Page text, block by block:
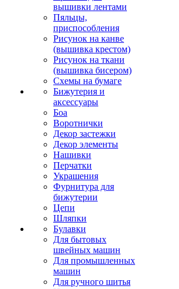
вышивки лентами
Пяльцы,
приспособления
Рисунок на канве
(вышивка крестом)
Рисунок на ткани
(вышивка бисером)
Схемы на бумаге
Бижутерия и
аксессуары
Боа
Воротнички
Декор застежки
Декор элементы
Нашивки
Перчатки
Украшения
Фурнитура для
бижутерии
Цепи
Шляпки
Булавки
Для бытовых
швейных машин
Для промышленных
машин
Для ручного шитья